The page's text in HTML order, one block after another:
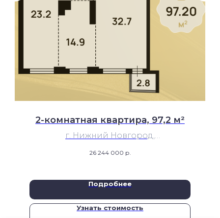
2-комнатная квартира, 97,2 м²
г. Нижний Новгород,
«Парус»
26 244 000 р.
Подробнее
Узнать стоимость